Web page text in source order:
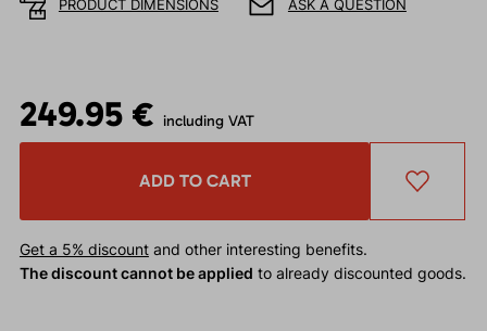
PRODUCT DIMENSIONS ASK A QUESTION
249.95 € including VAT
ADD TO CART
Get a 5% discountand other interesting benefits.
The discount cannot be applied to already discounted goods.